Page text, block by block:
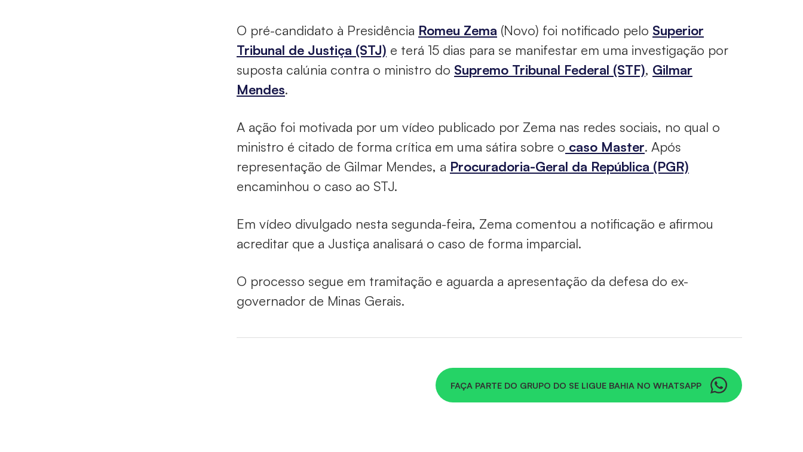
O pré-candidato à Presidência Romeu Zema (Novo) foi notificado pelo Superior
Tribunal de Justiça (STJ) e terá 15 dias para se manifestar em uma investigação por
suposta calúnia contra o ministro do Supremo Tribunal Federal (STF), Gilmar
Mendes.
A ação foi motivada por um vídeo publicado por Zema nas redes sociais, no qual o
ministro é citado de forma crítica em uma sátira sobre o caso Master. Após
representação de Gilmar Mendes, a Procuradoria-Geral da República (PGR)
encaminhou o caso ao STJ.
Em vídeo divulgado nesta segunda-feira, Zema comentou a notificação e afirmou
acreditar que a Justiça analisará o caso de forma imparcial.
O processo segue em tramitação e aguarda a apresentação da defesa do ex-
governador de Minas Gerais.
FAÇA PARTE DO GRUPO DO SE LIGUE BAHIA NO WHATSAPP